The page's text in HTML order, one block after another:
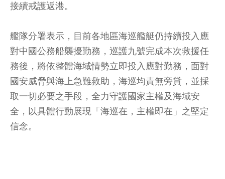
接續戒護返港。
艦隊分署表示，目前各地區海巡艦艇仍持續投入應
對中國公務船襲擾勤務，巡護九號完成本次救援任
務後，將依整體海域情勢立即投入應對勤務，面對
國安威脅與海上急難救助，海巡均責無旁貸，並採
取一切必要之手段，全力守護國家主權及海域安
全，以具體行動展現「海巡在，主權即在」之堅定
信念。